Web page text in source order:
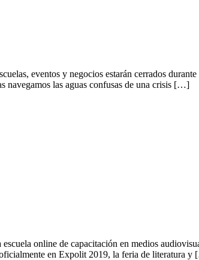
eventos y negocios estarán cerrados
navegamos las aguas confusas de una crisis […]
online de capacitación en medios
en Expolit 2019, la feria de literatura